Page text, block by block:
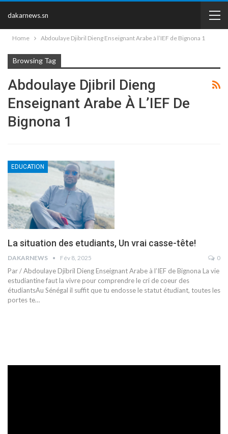
dakarnews.sn
Home Abdoulaye Djibril Dieng Enseignant Arabe à l’IEF de Bignona 1
Browsing Tag
Abdoulaye Djibril Dieng
Enseignant Arabe À L’IEF De
Bignona 1
EDUCATION
La situation des etudiants, Un vrai casse-tête!
DAKARNEWS Fév 8, 2025 0
Par / Abdoulaye Djibril Dieng Enseignant Arabe à l’IEF de Bignona La vie
estudiantine faut la vivre pour comprendre le cri de coeur des
étudiantsAu Sénégal il suffit que tu endosse le statut étudiant, toutes les
portes te…